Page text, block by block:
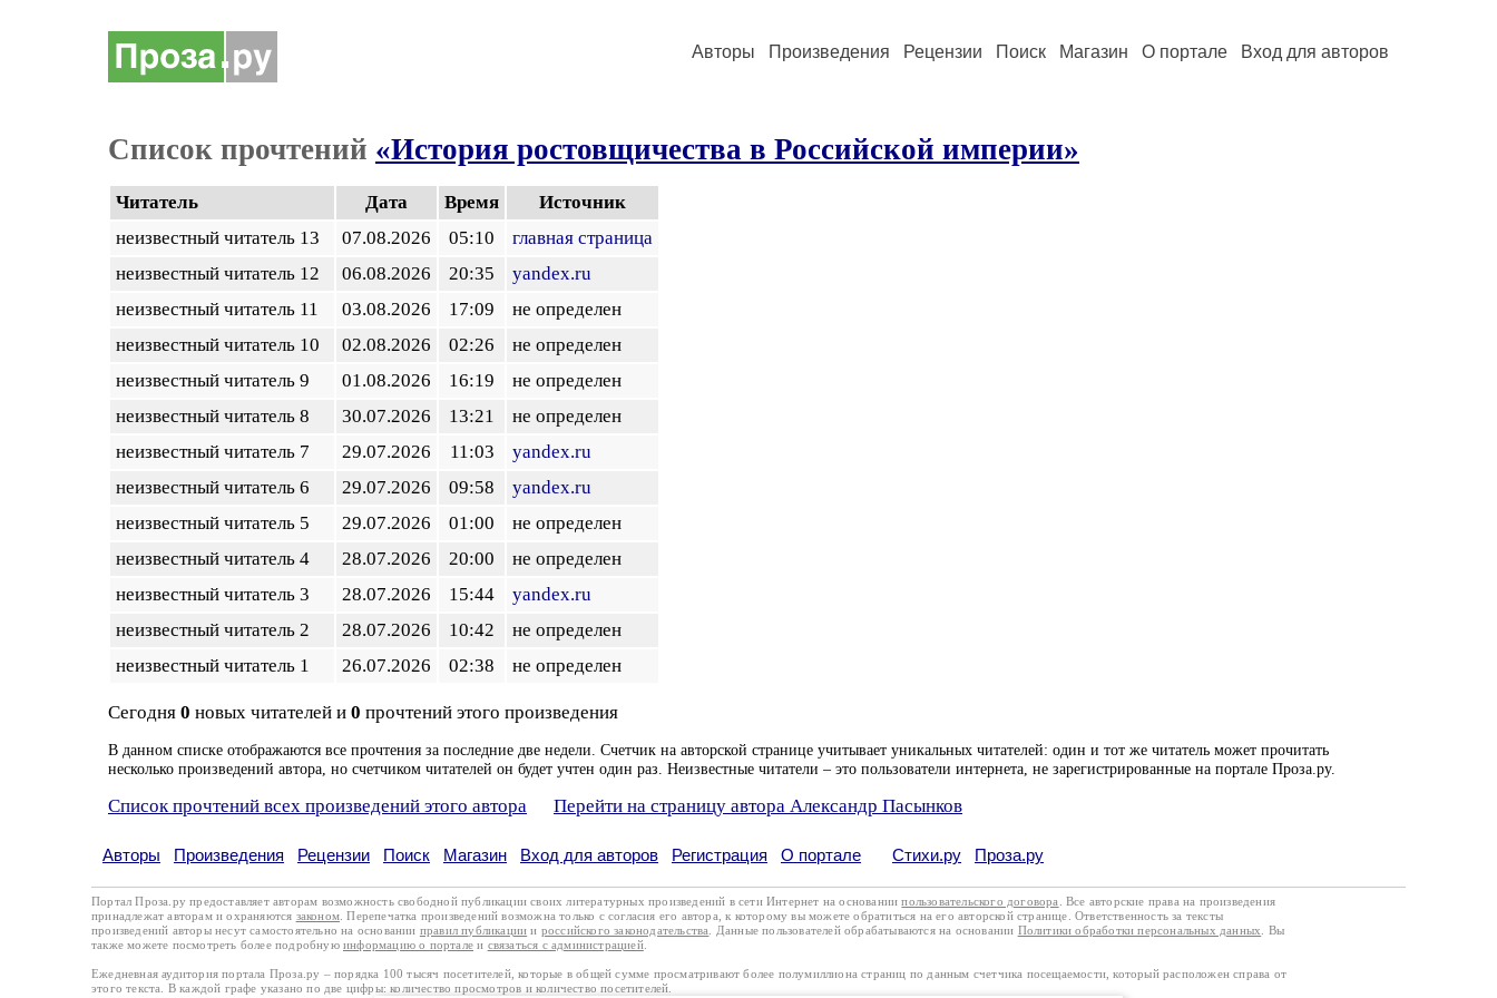
Авторы Произведения Рецензии Поиск Магазин О портале Вход для авторов
Список прочтений «История ростовщичества в Российской империи»
Читатель Дата Время
Источник
неизвестный читатель 13
07.08.2026 05:10
главная страница
неизвестный читатель 12
06.08.2026 20:35
yandex.ru
неизвестный читатель 11
03.08.2026 17:09
не определен
неизвестный читатель 10
02.08.2026 02:26
не определен
неизвестный читатель 9
01.08.2026 16:19
не определен
неизвестный читатель 8
30.07.2026 13:21
не определен
неизвестный читатель 7
29.07.2026 11:03
yandex.ru
неизвестный читатель 6
29.07.2026 09:58
yandex.ru
неизвестный читатель 5
29.07.2026 01:00
не определен
неизвестный читатель 4
28.07.2026 20:00
не определен
неизвестный читатель 3
28.07.2026 15:44
yandex.ru
неизвестный читатель 2
28.07.2026 10:42
не определен
неизвестный читатель 1
26.07.2026 02:38 не определен
Сегодня 0 новых читателей и 0 прочтений этого произведения
В данном списке отображаются все прочтения за последние две недели. Счетчик на авторской странице учитывает уникальных читателей: один и тот же читатель может прочитать
несколько произведений автора, но счетчиком читателей он будет учтен один раз. Неизвестные читатели – это пользователи интернета, не зарегистрированные на портале Проза.ру.
Список прочтений всех произведений этого автора Перейти на страницу автора Александр Пасынков
Авторы Произведения Рецензии Поиск Магазин Вход для авторов Регистрация О портале Стихи.ру Проза.ру
Портал Проза.ру предоставляет авторам возможность свободной публикации своих литературных произведений в сети Интернет на основаниипользовательского договора
. Все авторские права на произведения
принадлежат авторам и охраняются законом . Перепечатка произведений возможна только с согласия его автора, к которому вы можете обратиться на его авторской странице. Ответственность за тексты
произведений авторы несут самостоятельно на основании правил публикации и российского законодательства . Данные пользователей обрабатываются на основании Политики обработки персональных данных
. Вы
также можете посмотреть более подробную информацию о портале и связаться с администрацией.
Ежедневная аудитория портала Проза.ру – порядка 100 тысяч посетителей, которые в общей сумме просматривают более полумиллиона страниц по данным счетчика посещаемости, который расположен справа от
этого текста. В каждой графе указано по две цифры: количество просмотров и количество посетителей.